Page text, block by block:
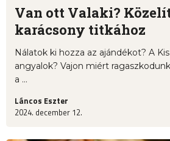
Van ott Valaki?
karácsony titkához
Nálatok ki hozza az ajándékot? A
angyalok? Vajon miért
a ...
Láncos Eszter
2024. december 12.